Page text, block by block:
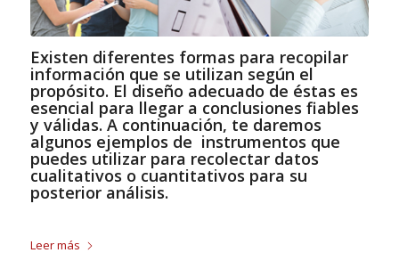
Existen diferentes formas para recopilar
información que se utilizan según el
propósito. El diseño adecuado de éstas es
esencial para llegar a conclusiones fiables
y válidas. A continuación, te daremos
algunos ejemplos de instrumentos que
puedes utilizar para recolectar datos
cualitativos o cuantitativos para su
posterior análisis.
Leer más